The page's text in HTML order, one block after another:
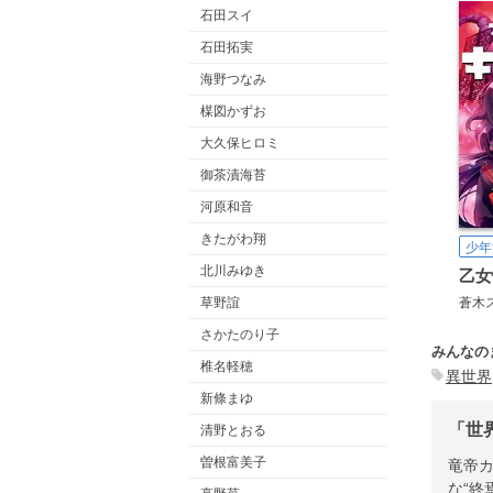
石田スイ
石田拓実
海野つなみ
楳図かずお
大久保ヒロミ
御茶漬海苔
河原和音
きたがわ翔
北川みゆき
草野誼
さかたのり子
椎名軽穂
新條まゆ
清野とおる
曽根富美子
少
蒼木
みんなの
異世界
「
竜帝
な“終